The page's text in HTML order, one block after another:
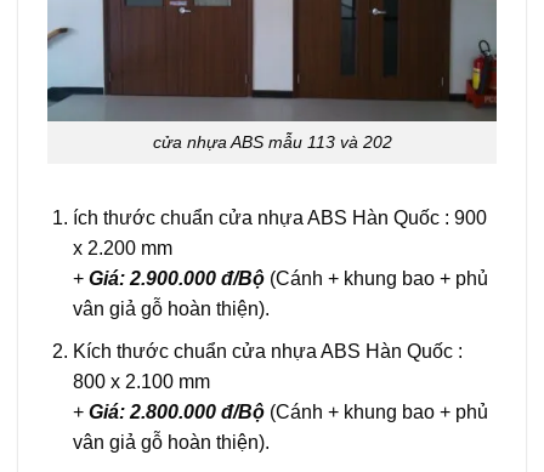
cửa nhựa ABS mẫu 113 và 202
ích thước chuẩn cửa nhựa ABS Hàn Quốc : 900
x 2.200 mm
+ Giá: 2.900.000 đ/Bộ(Cánh + khung bao + phủ
vân giả gỗ hoàn thiện).
Kích thước chuẩn cửa nhựa ABS Hàn Quốc :
800 x 2.100 mm
+Giá: 2.800.000 đ/Bộ(Cánh + khung bao + phủ
vân giả gỗ hoàn thiện).